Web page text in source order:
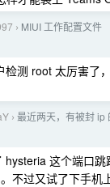
› MIUI 工作配置文件
检测 root 太厉害了
› 最近两天，有被封 ip
hysteria 这个端口
不过又试了下手机